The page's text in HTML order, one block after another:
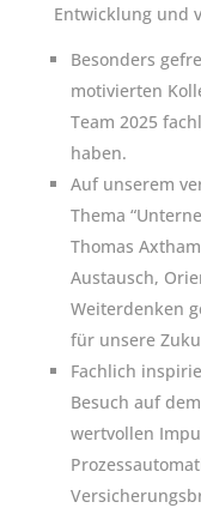
Entwicklung und
Besonders
motivierten
Team 2025
haben.
Auf unserem
Thema
Thomas
Austausch,
Weiterdenken
für unsere
Fachlich
Besuch auf
wertvollen